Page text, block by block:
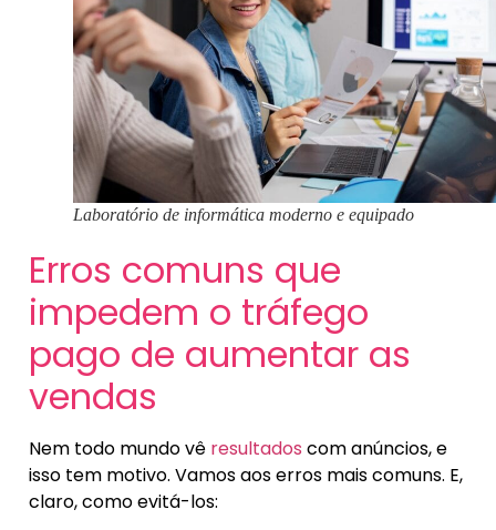
Laboratório de informática moderno e equipado
Erros comuns que
impedem o tráfego
pago de aumentar as
vendas
Nem todo mundo vê resultados com anúncios, e
isso tem motivo. Vamos aos erros mais comuns. E,
claro, como evitá-los: